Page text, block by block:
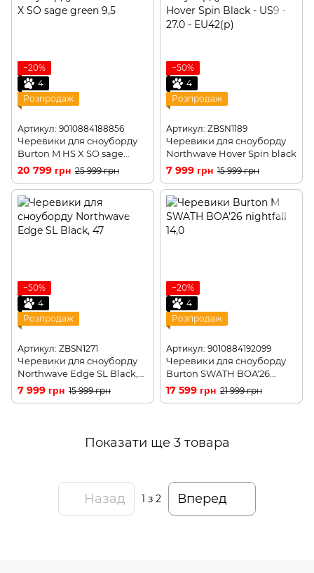
−20%
4
Розпродаж
Артикул: 9010884188856
Черевики для сноуборду
Burton M HS X SO sage
green 10,0
20 799 грн 25 999 грн
−50%
4
Розпродаж
Артикул: ZBSN1189
Черевики для сноуборду
Northwave Hover Spin black
7 999 грн 15 999 грн
−50%
4
Розпродаж
Артикул: ZBSN1271
Черевики для сноуборду
Northwave Edge SL Black,
43.5
7 999 грн 15 999 грн
−20%
4
Розпродаж
Артикул: 9010884192099
Черевики для сноуборду
Burton SWATH BOA'26
nightfall 11,5
17 599 грн 21 999 грн
Показати ще 3 товара
Назад 1 з 2 Вперед